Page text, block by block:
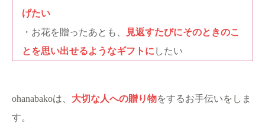
げたい
・お花を贈ったあとも、
見返すたびにそのときのこ
とを思い出せるようなギフトに したい
ohanabakoは、 大切な人への贈り物をするお手伝いをしま
す。